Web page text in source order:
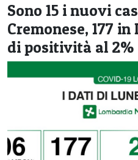
LA STORIA
SPETTACOLI
L'EDITORIALE
Sono 15 i nuovi
Cremonese, 177
di positività al 2%